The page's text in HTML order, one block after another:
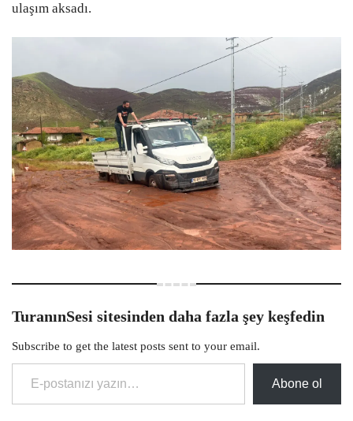
ulaşım aksadı.
TuranınSesi sitesinden daha fazla şey keşfedin
Subscribe to get the latest posts sent to your email.
E-postanızı yazın…
Abone ol